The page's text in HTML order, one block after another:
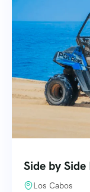
Side by
Los Cabos